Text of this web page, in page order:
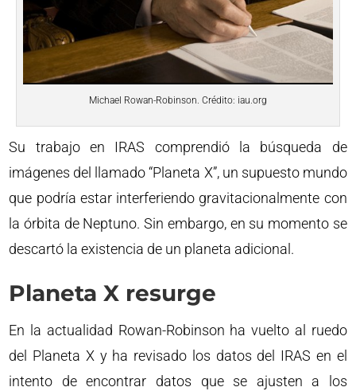
Michael Rowan-Robinson. Crédito: iau.org
Su trabajo en IRAS comprendió la búsqueda de
imágenes del llamado “Planeta X”, un supuesto mundo
que podría estar interferiendo gravitacionalmente con
la órbita de Neptuno. Sin embargo, en su momento se
descartó la existencia de un planeta adicional.
Planeta X resurge
En la actualidad Rowan-Robinson ha vuelto al ruedo
del Planeta X y ha revisado los datos del IRAS en el
intento de encontrar datos que se ajusten a los